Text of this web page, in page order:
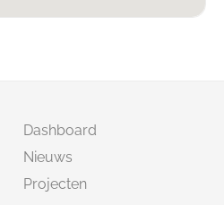
Dashboard
Nieuws
Projecten